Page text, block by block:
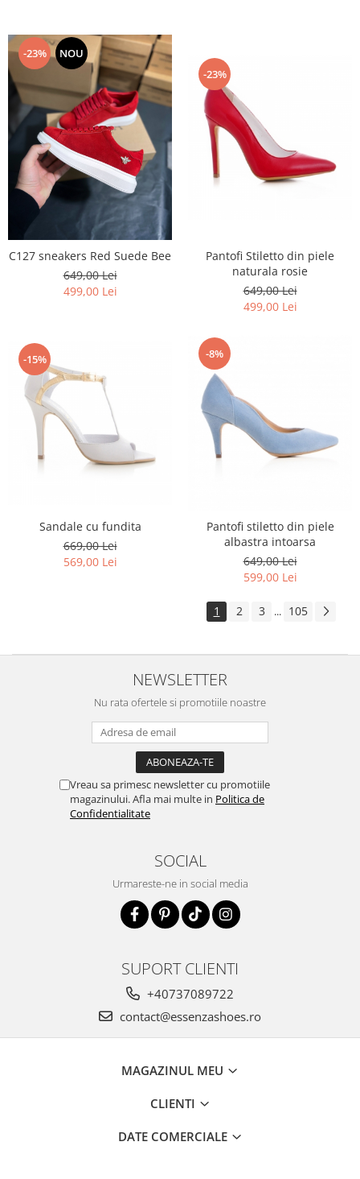
-23% NOU
C127 sneakers Red Suede Bee
649,00 Lei
499,00 Lei
-23%
Pantofi Stiletto din piele
naturala rosie
649,00 Lei
499,00 Lei
-15%
Sandale cu fundita
669,00 Lei
569,00 Lei
-8%
Pantofi stiletto din piele
albastra intoarsa
649,00 Lei
599,00 Lei
1 2 3 ... 105
NEWSLETTER
Nu rata ofertele si promotiile noastre
Vreau sa primesc newsletter cu promotiile
magazinului. Afla mai multe in Politica de
Confidentialitate
SOCIAL
Urmareste-ne in social media
SUPORT CLIENTI
+40737089722
contact@essenzashoes.ro
MAGAZINUL MEU
CLIENTI
DATE COMERCIALE